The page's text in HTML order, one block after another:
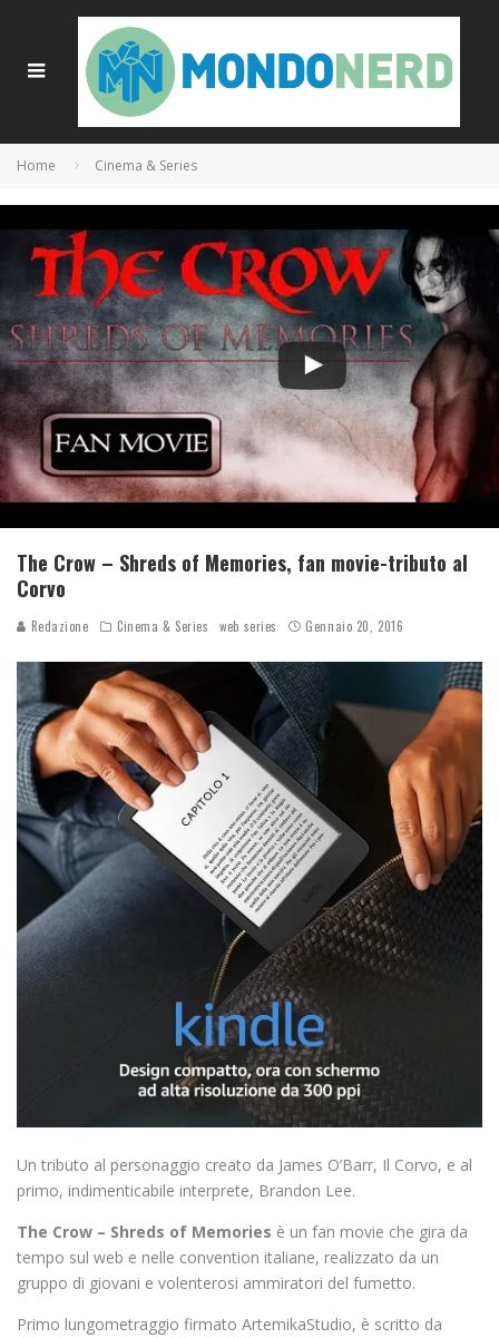
Home Cinema & Series
The Crow – Shreds of Memories, fan movie-tributo al
Corvo
Redazione Cinema & Series web series Gennaio 20, 2016
Un tributo al personaggio creato da James O’Barr, Il Corvo, e al
primo, indimenticabile interprete, Brandon Lee.
The Crow – Shreds of Memories è un fan movie che gira da
tempo sul web e nelle convention italiane, realizzato da un
gruppo di giovani e volenterosi ammiratori del fumetto.
Primo lungometraggio firmato ArtemikaStudio, è scritto da